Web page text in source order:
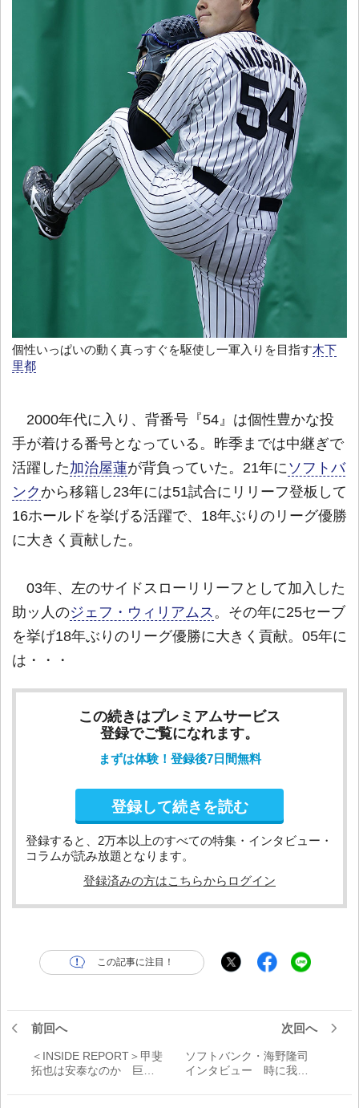
個性いっぱいの動く真っすぐを駆使し一軍入りを目指す木下
里都
2000年代に入り、背番号『54』は個性豊かな投
手が着ける番号となっている。昨季までは中継ぎで
活躍した加治屋蓮が背負っていた。21年に ソフトバ
ンクから移籍し23年には51試合にリリーフ登板して
16ホールドを挙げる活躍で、18年ぶりのリーグ優勝
に大きく貢献した。
03年、左のサイドスローリリーフとして加入した
助ッ人のジェフ・ウィリアムス 。その年に25セーブ
を挙げ18年ぶりのリーグ優勝に大きく貢献。05年に
は・・・
この続きはプレミアムサービス
登録でご覧になれます。
まずは体験！登録後7日間無料
登録して続きを読む
登録すると、2万本以上のすべての特集・インタビュー・
コラムが読み放題となります。
登録済みの方はこちらからログイン
この記事に注目！
前回へ
＜INSIDE REPORT＞甲斐
拓也は安泰なのか 巨人
次回へ
ソフトバンク・海野隆司
インタビュー 時に我慢
変な欲は出さず、自分の